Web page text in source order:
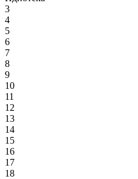
3
4
5
6
7
8
9
10
11
12
13
14
15
16
17
18